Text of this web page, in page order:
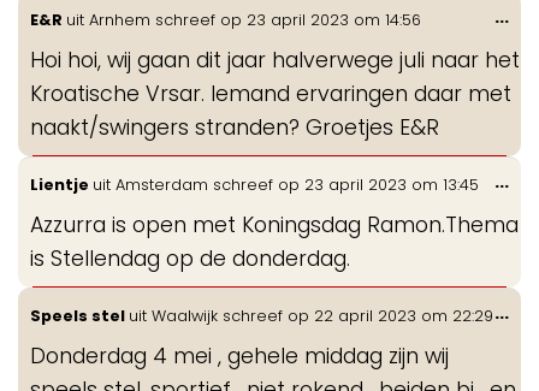
E&R uit Arnhem schreef op 23 april 2023 om 14:56
Hoi hoi, wij gaan dit jaar halverwege juli naar het
Kroatische Vrsar. Iemand ervaringen daar met
naakt/swingers stranden? Groetjes E&R
...
Lientje uit Amsterdam schreef op 23 april 2023 om 13:45
Azzurra is open met Koningsdag Ramon.Thema
is Stellendag op de donderdag.
...
Speels stel uit Waalwijk schreef op 22 april 2023 om 22:29
Donderdag 4 mei , gehele middag zijn wij
...